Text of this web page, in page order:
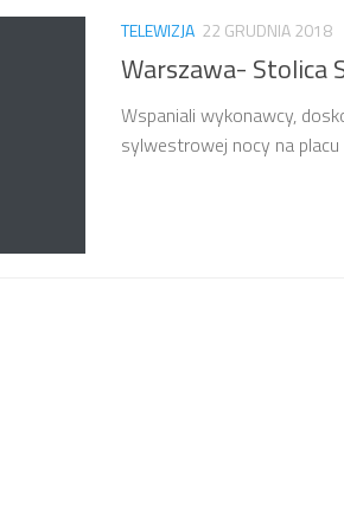
TELEWIZJA 22 GRUDNIA 2018
Warszawa- Stolica
Wspaniali wykonawcy,
sylwestrowej nocy na